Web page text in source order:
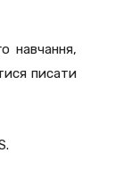
навчання,
писати